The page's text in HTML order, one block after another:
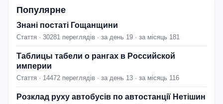
Популярне
Знані постаті Гощанщини
Стаття · 30281 переглядів · за день 19 · за місяць 181
Таблицы табели о рангах в Российской
империи
Стаття · 14472 переглядів · за день 13 · за місяць 116
Розклад руху автобусів по автостанції Нетішин